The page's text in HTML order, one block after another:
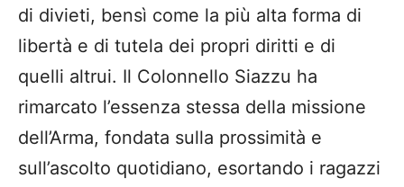
di divieti, bensì come la più alta forma di
libertà e di tutela dei propri diritti e di
quelli altrui. Il Colonnello Siazzu ha
rimarcato l’essenza stessa della missione
dell’Arma, fondata sulla prossimità e
sull’ascolto quotidiano, esortando i ragazzi